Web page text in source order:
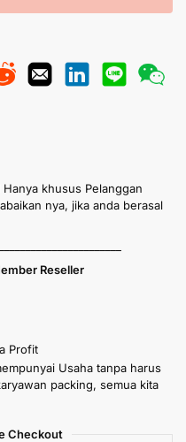
Hanya khusus Pelanggan
nya, jika anda berasal
Reseller
Profit
Usaha tanpa harus
packing, semua kita
Checkout